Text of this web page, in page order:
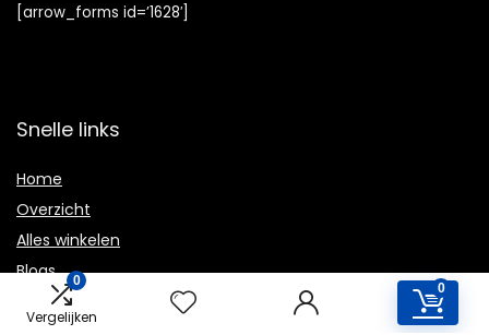
0
Vergelijken
0
[arrow_forms id=’1628′]
Snelle links
Home
Overzicht
Alles winkelen
Blogs
Onze webshops